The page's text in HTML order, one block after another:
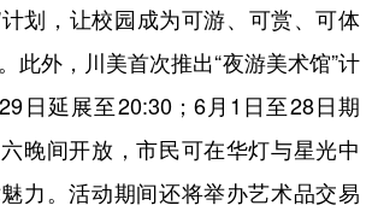
计划，让校园成为可游、可赏、可体
此外，川美首次推出“夜游美术馆”计
日延展至20:30；6月1日至28日期
晚间开放，市民可在华灯与星光中
力。活动期间还将举办艺术品交易